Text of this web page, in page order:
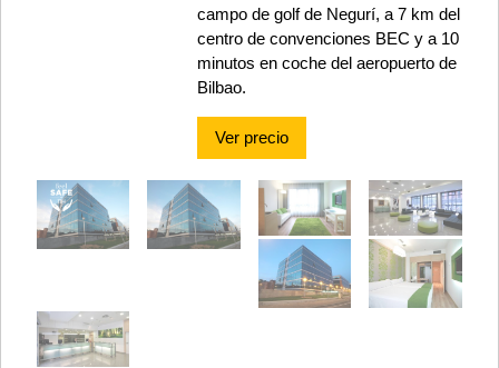
campo de golf de Negurí, a 7 km del
centro de convenciones BEC y a 10
minutos en coche del aeropuerto de
Bilbao.
Ver precio